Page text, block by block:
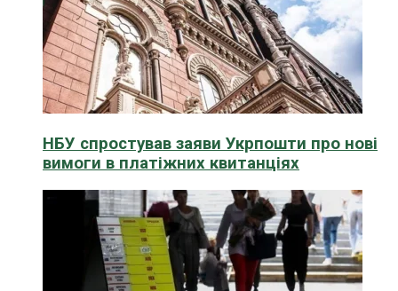
НБУ спростував заяви Укрпошти про нові
вимоги в платіжних квитанціях